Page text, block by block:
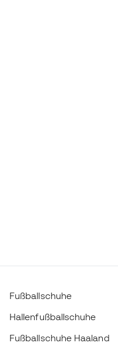
Fußballschuhe
Hallenfußballschuhe
Fußballschuhe Haaland